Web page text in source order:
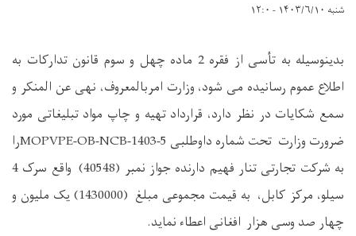
شنبه ۱۴۰۳/۶/۱۰ - ۱۲:۰
بدینوسیله به تأسی از فقره 2 ماده چهل و سوم قانون تدارکات به
اطلاع عموم رسانیده می شود، وزارت امربالمعروف، نهی عن المنکر و
سمع شکایات در نظر دارد، قرارداد تهیه و چاپ مواد تبلیغاتی مورد
ضرورت وزارت تحت شماره داوطلبی MOPVPE-OB-NCB-1403-5را
به شرکت تجارتی تنار فهیم دارنده جواز نمبر (40548) واقع سرک 4
سیلو، مرکز کابل، به قیمت مجموعی مبلغ (1430000) یک ملیون و
چهار صد وسی هزار افغانی اعطاء نماید.